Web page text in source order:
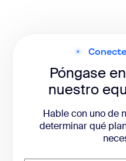
Póngase
nuestro
Hable con uno de
determinar qué